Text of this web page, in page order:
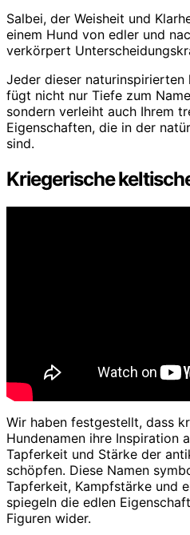
Salbei, der Weisheit und
einem Hund von edler und
verkörpert
Jeder dieser naturinspirierten
fügt nicht nur Tiefe zum
sondern verleiht auch Ihrem
Eigenschaften, die in der
sind.
Kriegerische
Wir haben festgestellt, dass
Hundenamen ihre Inspiration
Tapferkeit und Stärke der
schöpfen. Diese Namen
Tapferkeit, Kampfstärke und
spiegeln die edlen
Figuren wider.